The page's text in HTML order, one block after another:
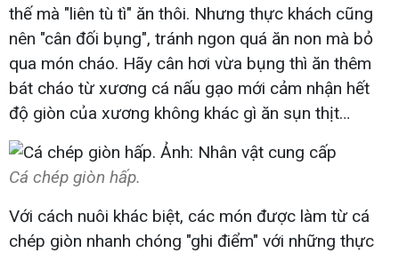
thế mà "liên tù tì" ăn thôi. Nhưng thực khách cũng
nên "cân đối bụng", tránh ngon quá ăn non mà bỏ
qua món cháo. Hãy cân hơi vừa bụng thì ăn thêm
bát cháo từ xương cá nấu gạo mới cảm nhận hết
độ giòn của xương không khác gì ăn sụn thịt…
Cá chép giòn hấp.
Với cách nuôi khác biệt, các món được làm từ cá
chép giòn nhanh chóng "ghi điểm" với những thực